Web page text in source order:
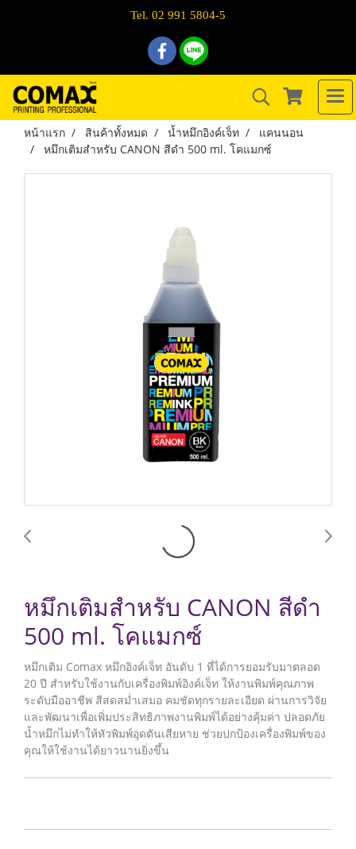
Tel. 02 991 5804-5
หน้าแรก สินค้าทั้งหมด น้ำหมึกอิงค์เจ็ท
แคนนอน
หมึกเติมสำหรับ CANON สีดำ 500 ml. โคแมกซ์
หมึกเติมสำหรับ CANON สีดำ
500 ml. โคแมกซ์
หมึกเติม Comax หมึกอิงค์เจ็ท อันดับ 1 ที่ได้การยอมรับมาตลอด
20 ปี สำหรับใช้งานกับเครื่องพิมพ์อิงค์เจ็ท ให้งานพิมพ์คุณภาพ
ระดับมืออาชีพ สีสดสม่ำเสมอ คมชัดทุกรายละเอียด ผ่านการวิจัย
และพัฒนาเพื่อเพิ่มประสิทธิภาพงานพิมพ์ได้อย่างคุ้มค่า ปลอดภัย
น้ำหมึกไม่ทำให้หัวพิมพ์อุดตันเสียหาย ช่วยปกป้องเครื่องพิมพ์ของ
คุณให้ใช้งานได้ยาวนานยิ่งขึ้น